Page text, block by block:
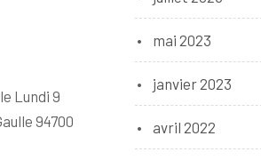
Lundi 9
94700
mai 2023
janvier 2023
avril 2022